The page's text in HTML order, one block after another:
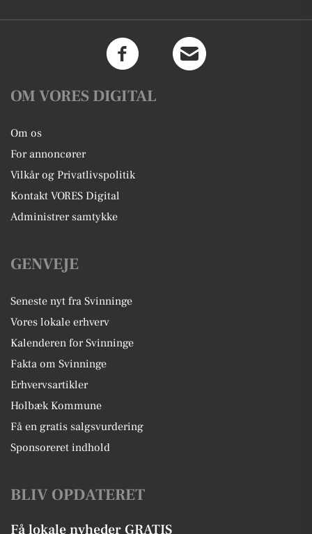
OM VORES DIGITAL
Om os
For annoncører
Vilkår og Privatlivspolitik
Kontakt VORES Digital
Administrer samtykke
GENVEJE
Seneste nyt fra Svinninge
Vores lokale erhverv
Kalenderen for Svinninge
Fakta om Svinninge
Erhvervsartikler
Holbæk Kommune
Få en gratis salgsvurdering
Sponsoreret indhold
BLIV OPDATERET
Få lokale nyheder GRATIS